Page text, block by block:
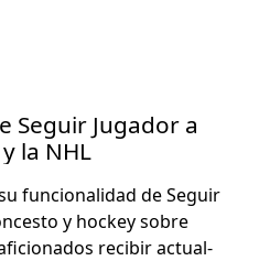
Seguir Jugador a
la NHL
fun­cional­i­dad de Seguir
y hock­ey sobre
recibir actu­al­